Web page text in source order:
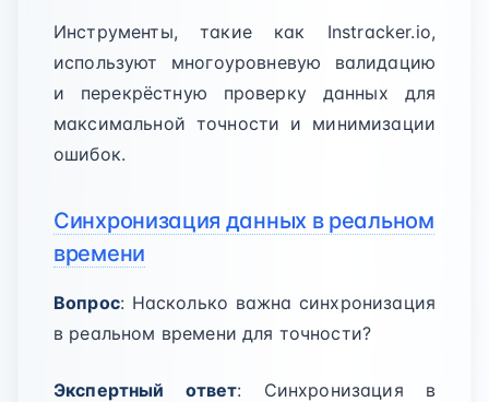
Инструменты, такие как Instracker.io,
используют многоуровневую валидацию
и перекрёстную проверку данных для
максимальной точности и минимизации
ошибок.
Синхронизация данных в реальном
времени
Вопрос: Насколько важна синхронизация
в реальном времени для точности?
Экспертный ответ: Синхронизация в